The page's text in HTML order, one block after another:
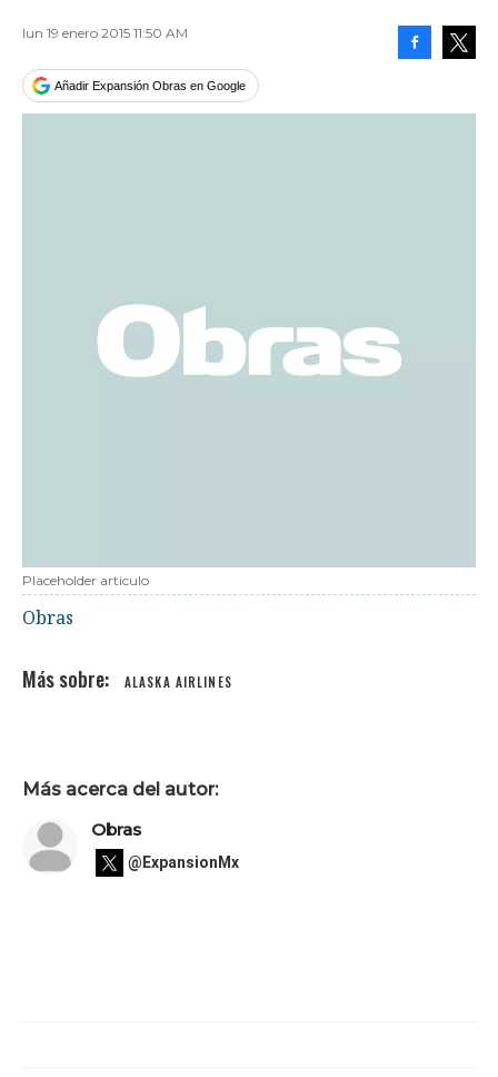
lun 19 enero 2015 11:50 AM
Añadir Expansión Obras en Google
Placeholder articulo
Obras
ALASKA AIRLINES
Más acerca del autor:
Obras
@ExpansionMx